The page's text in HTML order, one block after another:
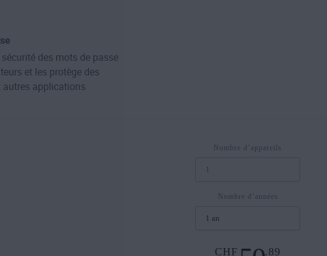
des mots de passe
et les protège des
applications
Nombre d’appareils
Nombre d’années
CHF .89